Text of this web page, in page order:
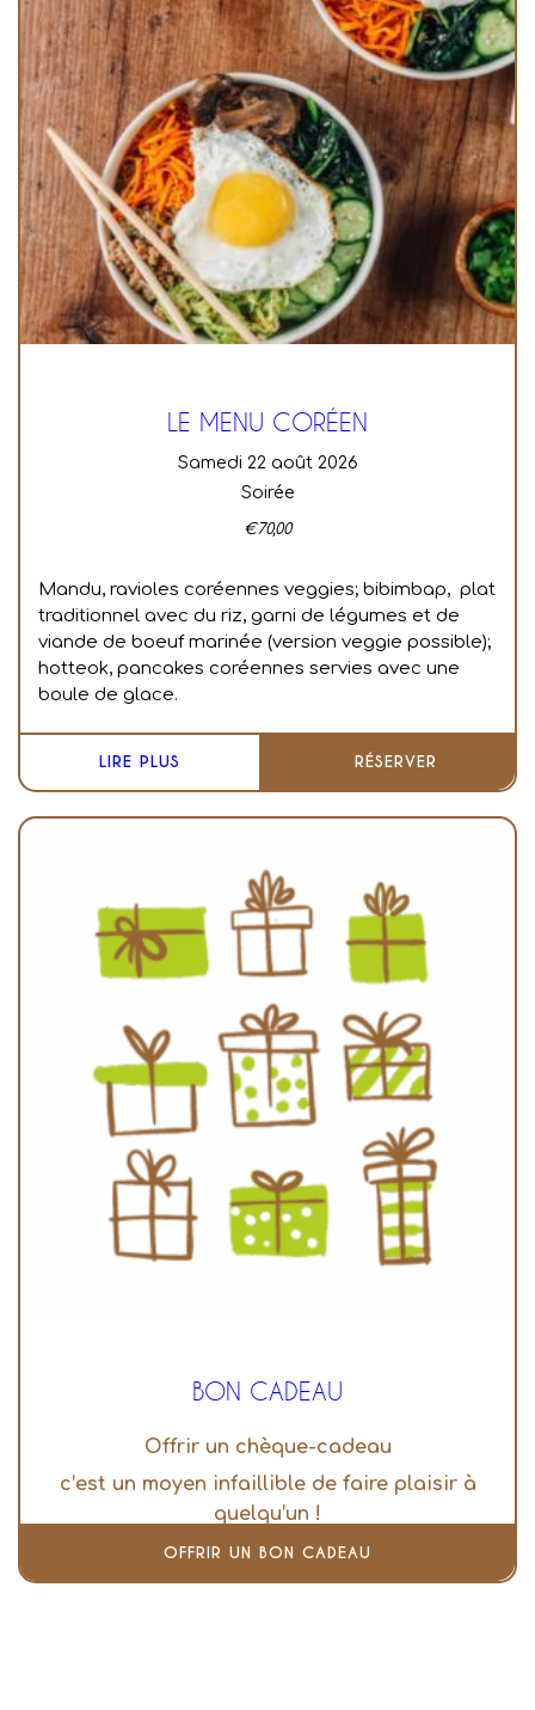
LE MENU CORÉEN
samedi 22 août 2026
Soirée
€70,00
Mandu, ravioles coréennes veggies; bibimbap, plat
traditionnel avec du riz, garni de légumes et de
viande de boeuf marinée (version veggie possible);
hotteok, pancakes coréennes servies avec une
boule de glace.
LIRE PLUS RÉSERVER
BON CADEAU
Offrir un chèque-cadeau
c’est un moyen infaillible de faire plaisir à
quelqu’un !
OFFRIR UN BON CADEAU